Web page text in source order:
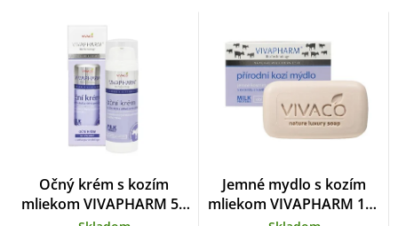
Očný krém s kozím
mliekom VIVAPHARM 50
Jemné mydlo s kozím
mliekom VIVAPHARM 100